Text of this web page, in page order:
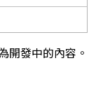
開發中的內容。